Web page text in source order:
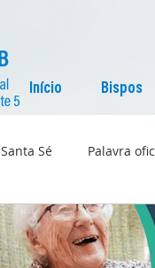
Início Bispos
Santa Sé Palavra
Igreja no Mundo